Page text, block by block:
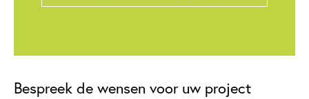
Bespreek de wensen voor uw project